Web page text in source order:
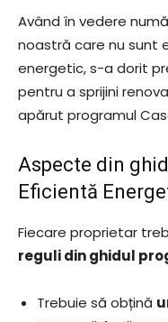
Având în vedere
noastră care nu sunt
energetic, s-a dorit
pentru a sprijini
apărut programul
Aspecte din
Eficientă
Fiecare proprietar
reguli din ghidul
Trebuie să obțină